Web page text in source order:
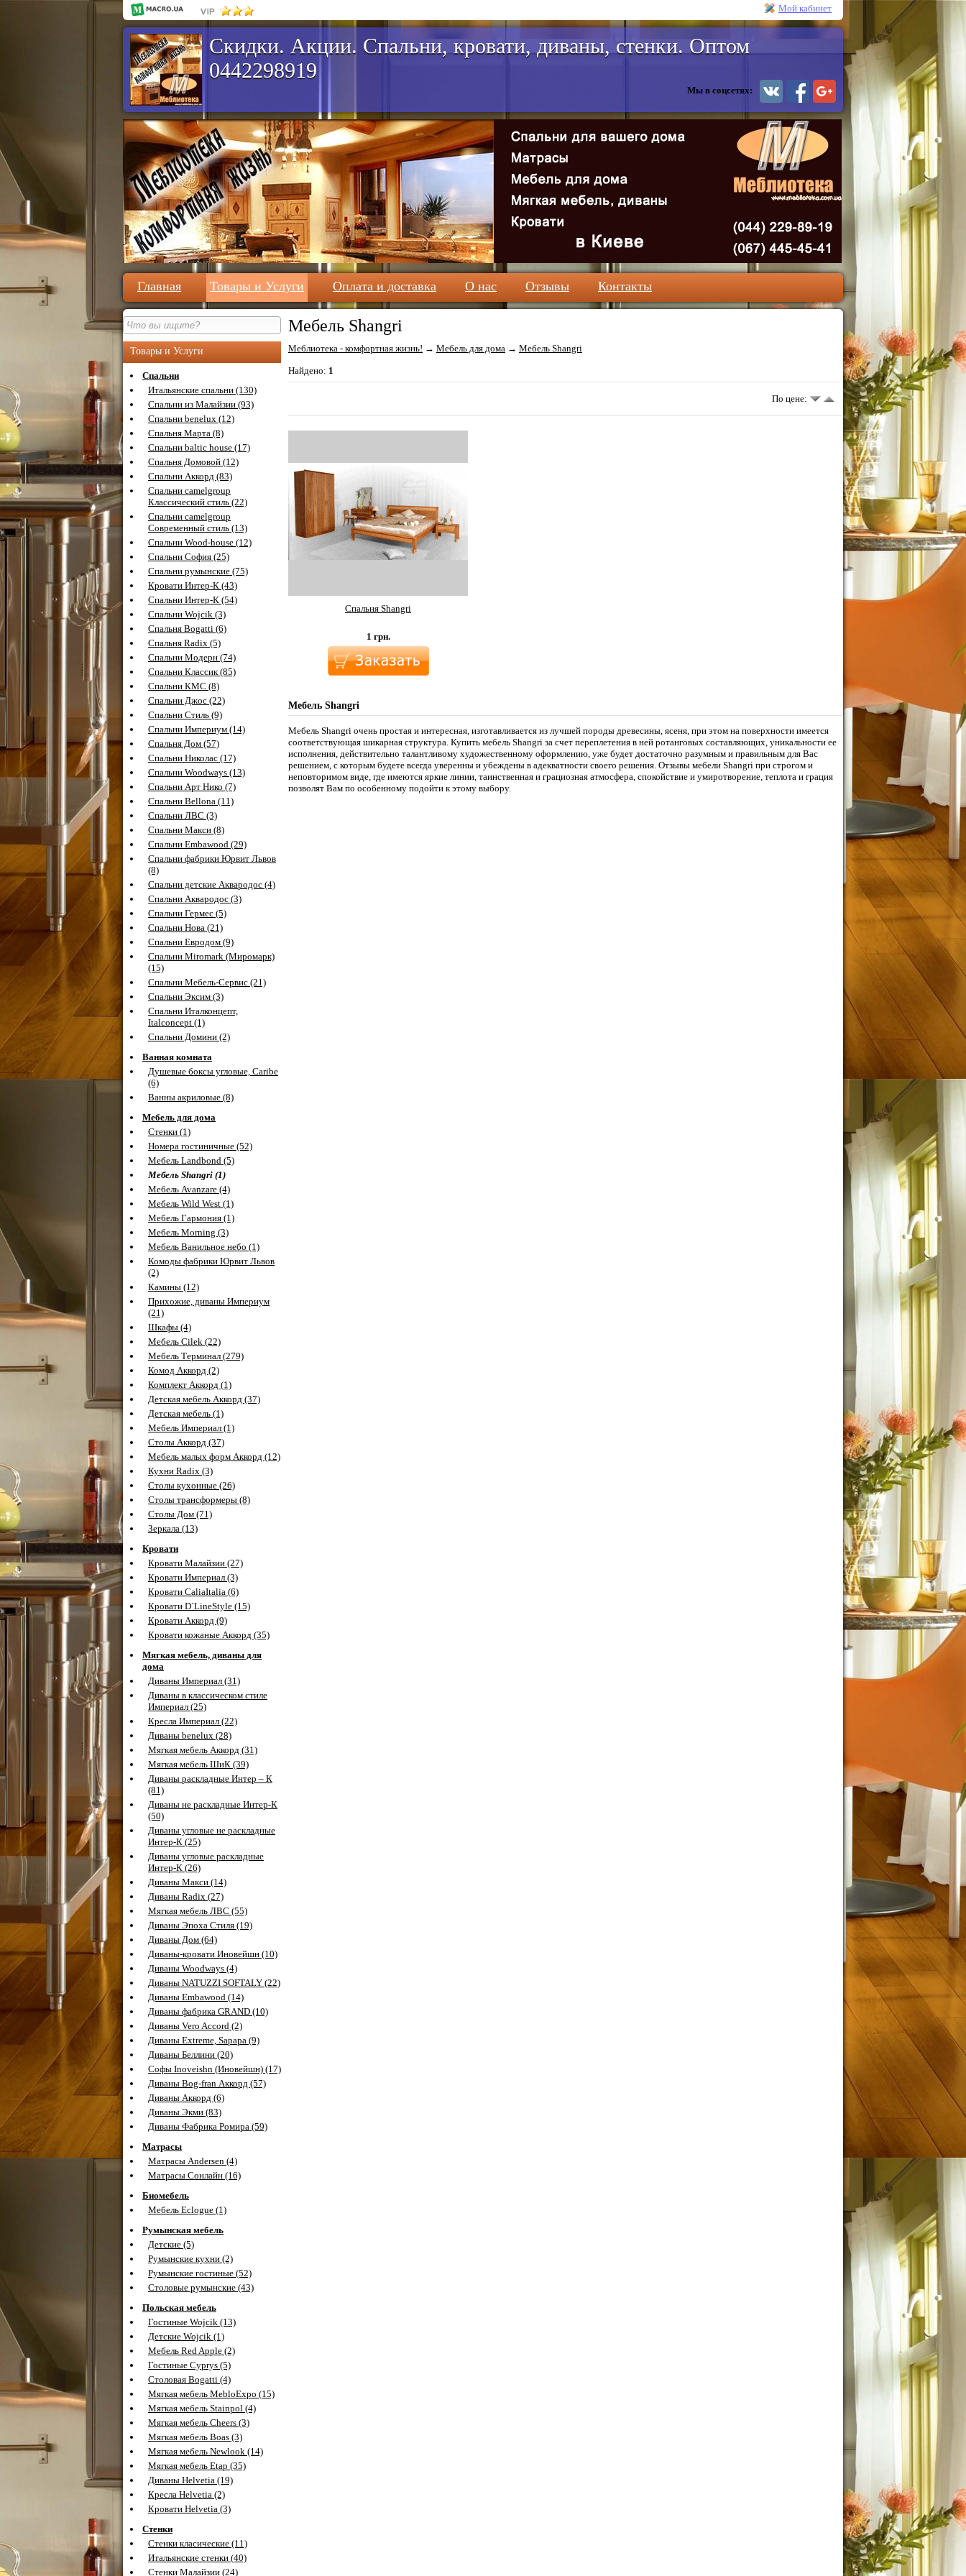
Мой кабинет
Мы в соцсетях:
Скидки. Акции. Спальни, кровати, диваны, стенки. Оптом
0442298919
Главная Товары и Услуги Оплата и доставка О нас Отзывы Контакты
Товары и Услуги
Спальни
Итальянские спальни (130)
Спальни из Малайзии (93)
Спальни benelux (12)
Спальня Марта (8)
Спальни baltic house (17)
Спальня Домовой (12)
Спальни Аккорд (83)
Спальни camelgroup
Классический стиль (22)
Спальни camelgroup
Современный стиль (13)
Спальни Wood-house (12)
Спальни София (25)
Спальни румынские (75)
Кровати Интер-К (43)
Спальни Интер-К (54)
Спальни Wojcik (3)
Спальня Bogatti (6)
Спальня Radix (5)
Спальни Модерн (74)
Спальни Классик (85)
Спальни КМС (8)
Спальни Джос (22)
Спальни Стиль (9)
Спальни Империум (14)
Спальня Дом (57)
Спальни Николас (17)
Спальни Woodways (13)
Спальни Арт Нико (7)
Спальни Bellona (11)
Спальни ЛВС (3)
Спальни Макси (8)
Спальни Embawood (29)
Спальни фабрики Юрвит Львов
(8)
Спальни детские Аквародос (4)
Спальни Аквародос (3)
Спальни Гермес (5)
Спальни Нова (21)
Спальни Евродом (9)
Спальни Miromark (Миромарк)
(15)
Спальни Мебель-Сервис (21)
Спальни Эксим (3)
Спальни Италконцепт,
Italconcept (1)
Спальни Домини (2)
Ванная комната
Душевые боксы угловые, Caribe
(6)
Ванны акриловые (8)
Мебель для дома
Стенки (1)
Номера гостиничные (52)
Мебель Landbond (5)
Мебель Shangri (1)
Мебель Avanzare (4)
Мебель Wild West (1)
Мебель Гармония (1)
Мебель Morning (3)
Мебель Ванильное небо (1)
Комоды фабрики Юрвит Львов
(2)
Камины (12)
Прихожие, диваны Империум
(21)
Шкафы (4)
Мебель Cilek (22)
Мебель Терминал (279)
Комод Аккорд (2)
Комплект Аккорд (1)
Детская мебель Аккорд (37)
Детская мебель (1)
Мебель Империал (1)
Столы Аккорд (37)
Мебель малых форм Аккорд (12)
Кухни Radix (3)
Столы кухонные (26)
Столы трансформеры (8)
Столы Дом (71)
Зеркала (13)
Кровати
Кровати Малайзии (27)
Кровати Империал (3)
Кровати CaliaItalia (6)
Кровати D`LineStyle (15)
Кровати Аккорд (9)
Кровати кожаные Аккорд (35)
Мягкая мебель, диваны для
дома
Диваны Империал (31)
Диваны в классическом стиле
Империал (25)
Кресла Империал (22)
Диваны benelux (28)
Мягкая мебель Аккорд (31)
Мягкая мебель ШиК (39)
Диваны раскладные Интер – К
(81)
Диваны не раскладные Интер-К
(50)
Диваны угловые не раскладные
Интер-К (25)
Диваны угловые раскладные
Интер-К (26)
Диваны Макси (14)
Диваны Radix (27)
Мягкая мебель ЛВС (55)
Диваны Эпоха Стиля (19)
Диваны Дом (64)
Диваны-кровати Иновейшн (10)
Диваны Woodways (4)
Диваны NATUZZI SOFTALY (22)
Диваны Embawood (14)
Диваны фабрика GRAND (10)
Диваны Vero Accord (2)
Диваны Extreme, Sapapa (9)
Диваны Беллини (20)
Софы Inoveishn (Иновейшн) (17)
Диваны Bog-fran Аккорд (57)
Диваны Аккорд (6)
Диваны Экми (83)
Диваны Фабрика Ромира (59)
Матрасы
Матрасы Andersen (4)
Матрасы Сонлайн (16)
Биомебель
Мебель Eclogue (1)
Румынская мебель
Детские (5)
Румынские кухни (2)
Румынские гостиные (52)
Столовые румынские (43)
Польская мебель
Гостиные Wojcik (13)
Детские Wojcik (1)
Мебель Red Apple (2)
Гостиные Cyprys (5)
Столовая Bogatti (4)
Мягкая мебель MebloExpo (15)
Мягкая мебель Stainpol (4)
Мягкая мебель Cheers (3)
Мягкая мебель Boas (3)
Мягкая мебель Newlook (14)
Мягкая мебель Etap (35)
Диваны Helvetia (19)
Кресла Helvetia (2)
Кровати Helvetia (3)
Стенки
Стенки класические (11)
Итальянские стенки (40)
Стенки Малайзии (24)
Мебель Shangri
Меблиотека - комфортная жизнь! → Мебель для дома → Мебель Shangri
Найдено: 1
По цене:
Спальня Shangri
1 грн.
Мебель Shangri
Мебель Shangri очень простая и интересная, изготавливается из лучшей породы древесины, ясеня, при этом на поверхности имеется
соответствующая шикарная структура. Купить мебель Shangri за счет переплетения в ней ротанговых составляющих, уникальности ее
исполнения, действительно талантливому художественному оформлению, уже будет достаточно разумным и правильным для Вас
решением, с которым будете всегда уверенны и убеждены в адекватности своего решения. Отзывы мебели Shangri при строгом и
неповторимом виде, где имеются яркие линии, таинственная и грациозная атмосфера, спокойствие и умиротворение, теплота и грация
позволят Вам по особенному подойти к этому выбору.